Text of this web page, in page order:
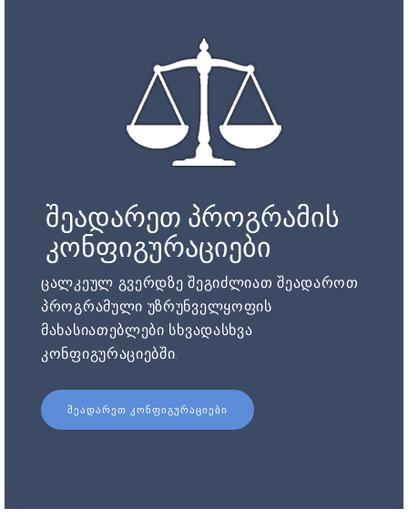
შეადარეთ პროგრამის
კონფიგურაციები
ცალკეულ გვერდზე შეგიძლიათ შეადაროთ
პროგრამული უზრუნველყოფის
მახასიათებლები სხვადასხვა
კონფიგურაციებში.
ᲨᲔᲐᲓᲐᲠᲔᲗ ᲙᲝᲜᲤᲘᲒᲣᲠᲐᲪᲘᲔᲑᲘ